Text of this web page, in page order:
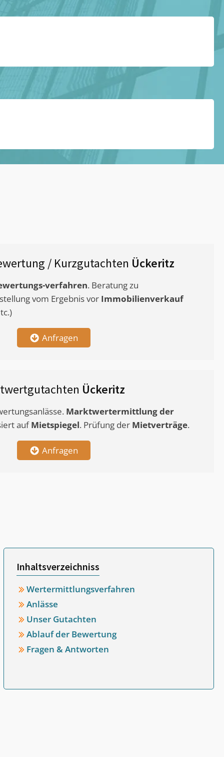
/ Kurzgutachten Ückeritz
verfahren. Beratung zu
vom Ergebnis vor Immobilienverkauf
Anfragen
Ückeritz
Marktwertermittlungder
aufMietspiegel. Prüfung der Mietverträge.
Anfragen
Inhaltsverzeichniss
Wertermittlungsverfahren
Anlässe
Unser Gutachten
Ablauf der Bewertung
Fragen & Antworten